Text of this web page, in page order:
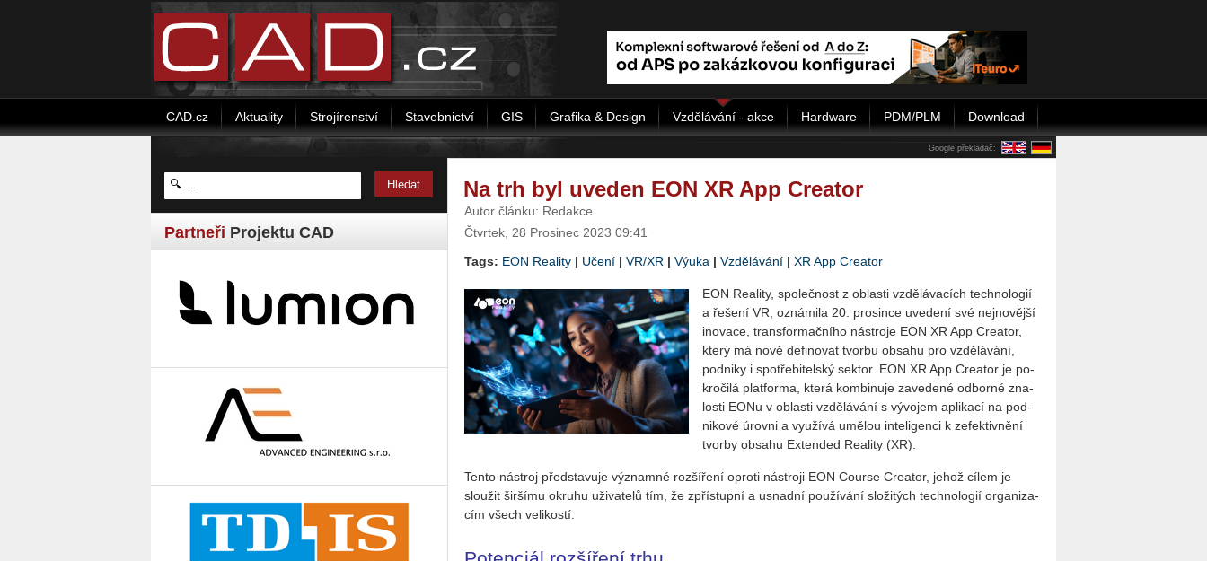
CAD.cz Aktuality Strojírenství Stavebnictví GIS Grafika & Design Vzdělávání - akce Hardware PDM/PLM Download
Google překladač:
Partneři Projektu CAD
Na trh byl uveden EON XR App Creator
Autor článku: Redakce
Čtvrtek, 28 Prosinec 2023 09:41
Tags: EON Reality | Učení | VR/XR | Výuka | Vzdělávání | XR App Creator
EON Re­a­li­ty, spo­leč­nost z ob­las­ti vzdě­lá­va­cích tech­no­lo­gií
a ře­še­ní VR, ozná­mi­la 20. pro­sin­ce uve­de­ní své nej­no­věj­ší
ino­va­ce, trans­for­mač­ní­ho ná­stro­je EON XR App Cre­a­tor,
který má nově de­fi­no­vat tvor­bu ob­sa­hu pro vzdě­lá­vá­ní,
pod­ni­ky i spo­tře­bi­tel­ský sek­tor. EON XR App Cre­a­tor je po­
kro­či­lá plat­for­ma, která kom­bi­nu­je za­ve­de­né od­bor­né zna­
los­ti EONu v ob­las­ti vzdě­lá­vá­ní s vý­vo­jem apli­ka­cí na pod­
ni­ko­vé úrov­ni a vy­u­ží­vá umě­lou in­te­li­gen­ci k ze­fek­tiv­ně­ní
tvor­by ob­sa­hu Ex­ten­ded Re­a­li­ty (XR).
Tento ná­stroj před­sta­vu­je vý­znam­né roz­ší­ře­ní opro­ti ná­stro­ji EON Cour­se Cre­a­tor, jehož cílem je
slou­žit šir­ší­mu okru­hu uži­va­te­lů tím, že zpří­stup­ní a usnad­ní po­u­ží­vá­ní slo­ži­tých tech­no­lo­gií or­ga­ni­za­
cím všech ve­li­kos­tí.